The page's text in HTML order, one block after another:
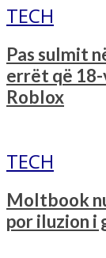
TECH
Pas sulmit
errët që
Roblox
TECH
Moltbook
por iluzion i